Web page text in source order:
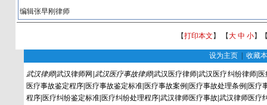
编辑张早刚律师
【打印本文 】 【大 中 小】
设为主页 收藏
武汉律师|武汉律师网 武汉医疗事故律师|武汉医疗律师 |武汉医疗纠纷律师|
医疗事故鉴定程序 医疗事故鉴定标准 医疗事故案例 医疗事故处理条例 医疗
程序 医疗纠纷鉴定标准 医疗纠纷处理程序 |武汉律师医疗事故 |武汉律师医疗